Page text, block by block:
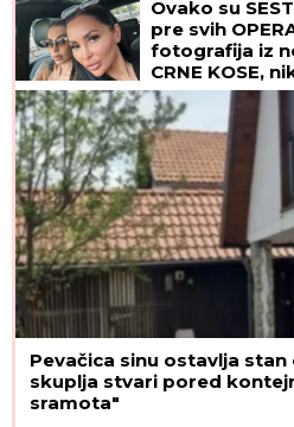
Ovako su
pre svih
fotografija iz
CRNE KOSE,
OVO ONE!
Pevačica sinu ostavlja stan
skuplja stvari pored
sramota"